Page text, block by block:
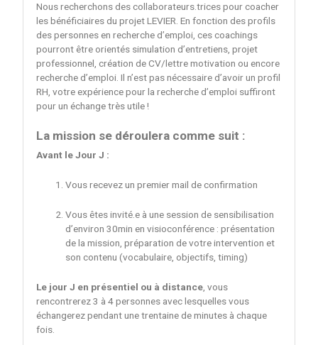
Nous recherchons des collaborateurs.trices pour coacher
les bénéficiaires du projet LEVIER. En fonction des profils
des personnes en recherche d’emploi, ces coachings
pourront être orientés simulation d’entretiens, projet
professionnel, création de CV/lettre motivation ou encore
recherche d’emploi. Il n’est pas nécessaire d’avoir un profil
RH, votre expérience pour la recherche d’emploi suffiront
pour un échange très utile !
La mission se déroulera comme suit :
Avant le Jour J :
Vous recevez un premier mail de confirmation
Vous êtes invité.e à une session de sensibilisation
d’environ 30min en visioconférence : présentation
de la mission, préparation de votre intervention et
son contenu (vocabulaire, objectifs, timing)
Le jour J en présentiel ou à distance, vous
rencontrerez 3 à 4 personnes avec lesquelles vous
échangerez pendant une trentaine de minutes à chaque
fois.